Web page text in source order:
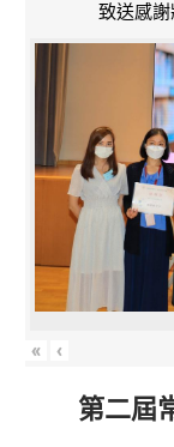
致送感
« ‹
第二屆